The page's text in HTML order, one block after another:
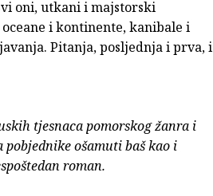
oni, utkani i majstorski
i kontinente, kanibale i
Pitanja, posljednja i prva, i
tjesnaca pomorskog žanra i
ošamuti baš kao i
roman.